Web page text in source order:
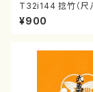
T32i144 捻竹（尺
尺八/都山式譜）都
曲番:593
¥900